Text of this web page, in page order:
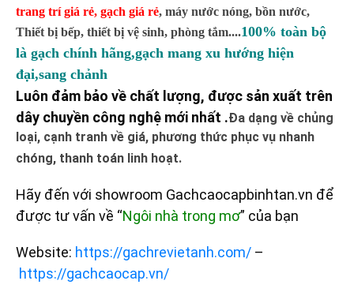
trang trí giá rẻ, gạch giá rẻ, máy nước nóng, bồn nước,
Thiết bị bếp, thiết bị vệ sinh, phòng tắm....100% toàn bộ
là gạch chính hãng,gạch mang xu hướng hiện
đại,sang chảnh
Luôn đảm bảo về chất lượng, được sản xuất trên
dây chuyền công nghệ mới nhất .Đa dạng về chủng
loại, cạnh tranh về giá, phương thức phục vụ nhanh
chóng, thanh toán linh hoạt.
Hãy đến với showroom Gachcaocapbinhtan.vn để
được tư vấn về “Ngôi nhà trong mơ” của bạn
Website: https://gachrevietanh.com/ –
https://gachcaocap.vn/